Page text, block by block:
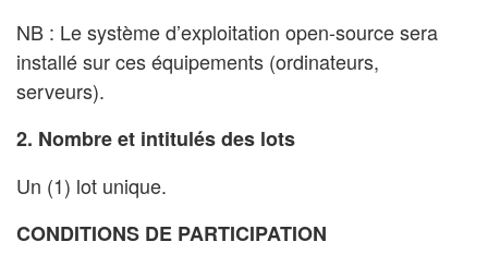
NB : Le système d’exploitation open-source sera
installé sur ces équipements (ordinateurs,
serveurs).
2. Nombre et intitulés des lots
Un (1) lot unique.
CONDITIONS DE PARTICIPATION